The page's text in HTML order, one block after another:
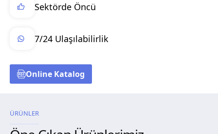
Sektörde Öncü
7/24 Ulaşılabilirlik
Online Katalog
ÜRÜNLER